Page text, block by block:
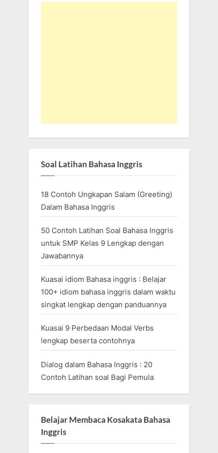
Soal Latihan Bahasa Inggris
18 Contoh Ungkapan Salam (Greeting)
Dalam Bahasa Inggris
50 Contoh Latihan Soal Bahasa Inggris
untuk SMP Kelas 9 Lengkap dengan
Jawabannya
Kuasai idiom Bahasa inggris : Belajar
100+ idiom bahasa inggris dalam waktu
singkat lengkap dengan panduannya
Kuasai 9 Perbedaan Modal Verbs
lengkap beserta contohnya
Dialog dalam Bahasa Inggris : 20
Contoh Latihan soal Bagi Pemula
Belajar Membaca Kosakata Bahasa
Inggris